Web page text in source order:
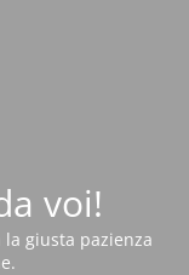
voi!
giusta pazienza